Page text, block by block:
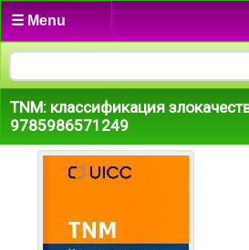
☰ Menu
TNM: классификация
9785986571249